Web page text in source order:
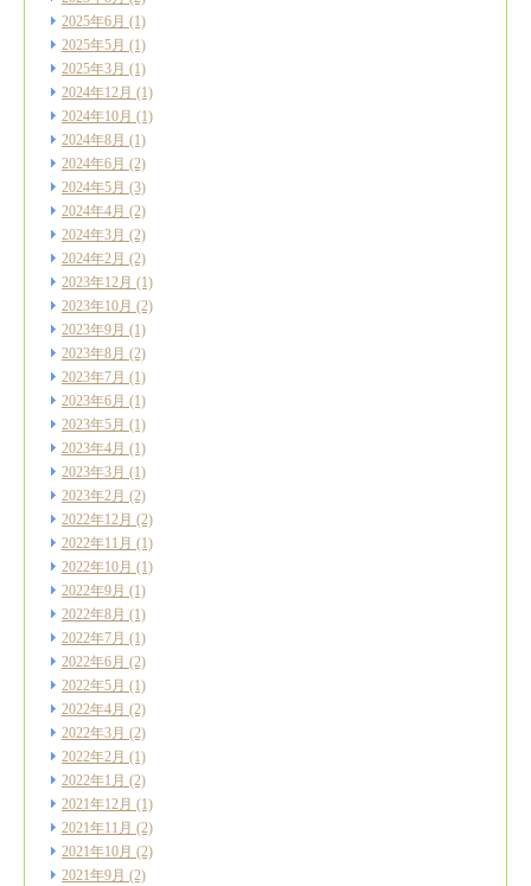
2025年6月 (1)
2025年5月 (1)
2025年3月 (1)
2024年12月 (1)
2024年10月 (1)
2024年8月 (1)
2024年6月 (2)
2024年5月 (3)
2024年4月 (2)
2024年3月 (2)
2024年2月 (2)
2023年12月 (1)
2023年10月 (2)
2023年9月 (1)
2023年8月 (2)
2023年7月 (1)
2023年6月 (1)
2023年5月 (1)
2023年4月 (1)
2023年3月 (1)
2023年2月 (2)
2022年12月 (2)
2022年11月 (1)
2022年10月 (1)
2022年9月 (1)
2022年8月 (1)
2022年7月 (1)
2022年6月 (2)
2022年5月 (1)
2022年4月 (2)
2022年3月 (2)
2022年2月 (1)
2022年1月 (2)
2021年12月 (1)
2021年11月 (2)
2021年10月 (2)
2021年9月 (2)